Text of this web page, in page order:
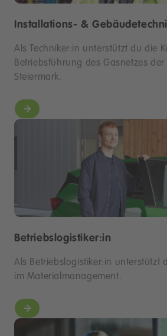
Installations- &
Als Techniker:in unterstützt du die
Betriebsführung des Gasnetzes der
Steiermark.
Betriebslogistiker:in
Als Betriebslogistiker:in unterstützt
im Materialmanagement.